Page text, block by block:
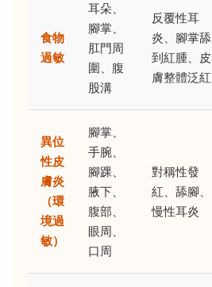
食物
過敏
耳朵、
腳掌、
肛門周
圍、腹
股溝
反覆性耳
炎、腳掌舔
到紅腫、皮
膚整體泛紅
異位
性皮
膚炎
（環
境過
敏）
腳掌、
手腕、
腳踝、
腋下、
腹部、
眼周、
口周
對稱性發
紅、舔腳、
慢性耳炎